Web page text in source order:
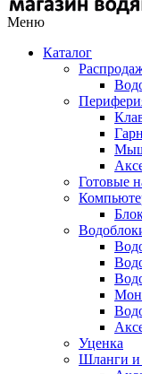
Меню
Каталог
Готовые
Уценка
Шланги и